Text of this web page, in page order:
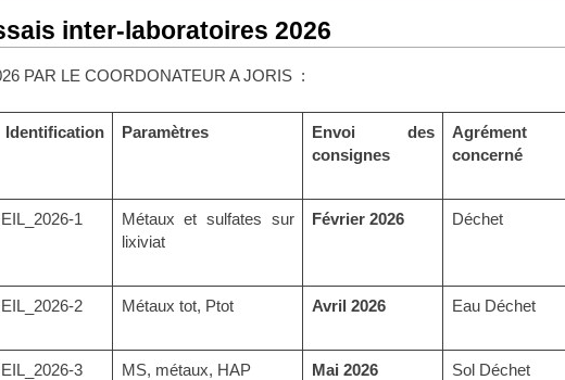
inter-laboratoires 2026
PAR LE COORDONATEUR A JORIS :
Identification Paramètres
Envoi des
consignes
Agrément
concerné
EIL_2026-1
Métaux et sulfates sur
lixiviat
Février 2026 Déchet
EIL_2026-2 Métaux tot, Ptot Avril 2026 Eau Déchet
EIL_2026-3 MS, métaux, HAP Mai 2026 Sol Déchet